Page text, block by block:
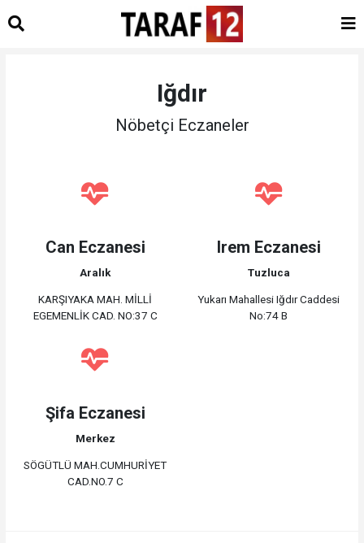
Iğdır
Nöbetçi Eczaneler
Can Eczanesi
Aralık
KARŞIYAKA MAH. MİLLİ
EGEMENLİK CAD. NO:37 C
Irem Eczanesi
Tuzluca
Yukarı Mahallesi Iğdır Caddesi
No:74 B
Şifa Eczanesi
Merkez
SÖGÜTLÜ MAH.CUMHURİYET
CAD.NO.7 C